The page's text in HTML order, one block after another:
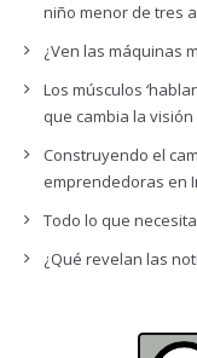
niño menor de tres
¿Ven las máquinas
Los músculos
que cambia la
Construyendo el
emprendedoras en
Todo lo que
¿Qué revelan las